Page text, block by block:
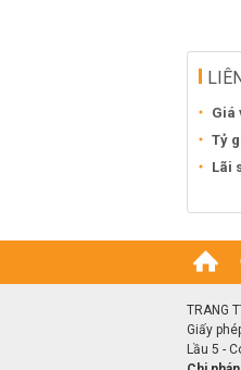
Giá
Tỷ
Lãi
TRANG
Giấy
Lầu 5 -